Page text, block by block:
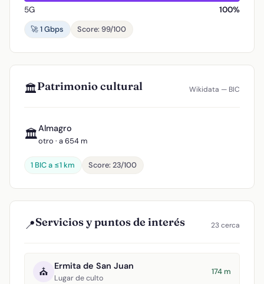
5G
100%
🚀 1 Gbps
Score: 99/100
🏛️Patrimonio cultural Wikidata — BIC
🏛️Almagro
otro · a 654 m
1 BIC a ≤1 km Score: 23/100
📍Servicios y puntos de interés 23 cerca
⛪ Ermita de San Juan
Lugar de culto
174 m